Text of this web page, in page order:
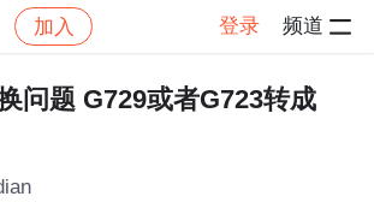
加入 登录 频道
使用 帖子详情
问题 G729或者G723转成